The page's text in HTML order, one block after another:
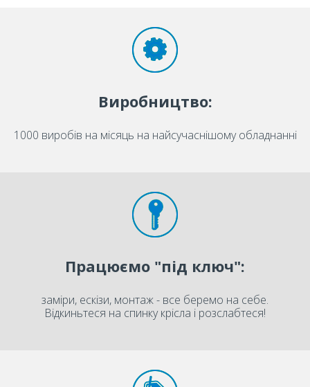
Виробництво:
1000 виробів на місяць на найсучаснішому обладнанні
Працюємо "під ключ":
заміри, ескізи, монтаж - все беремо на себе.
Відкиньтеся на спинку крісла і розслабтеся!